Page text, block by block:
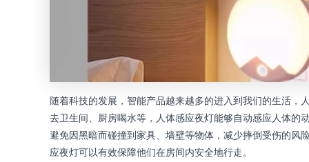
随着科技的发展，智能产品越来越多的进入到我们的生活，
去卫生间、厨房喝水等，人体感应夜灯能够自动感应人体的
避免因黑暗而碰撞到家具、墙壁等物体，减少摔倒受伤的风
应夜灯可以有效保障他们在房间内安全地行走。